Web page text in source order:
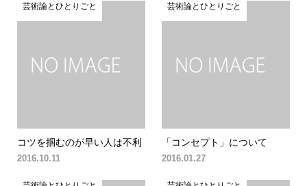
芸術論とひとりごと
コツを掴むのが早い人は不利
2016.10.11
芸術論とひとりごと
「コンセプト」について
2016.01.27